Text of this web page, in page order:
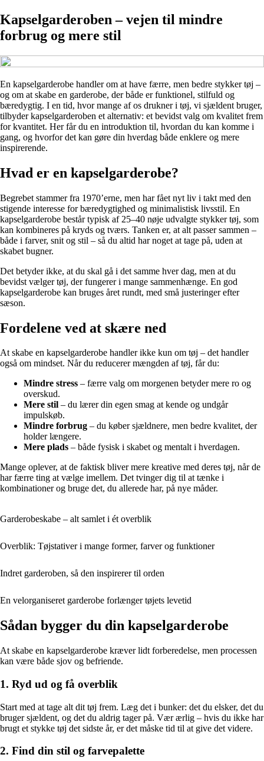
Kapselgarderoben – vejen til mindre
forbrug og mere stil
En kapselgarderobe handler om at have færre, men bedre stykker tøj –
og om at skabe en garderobe, der både er funktionel, stilfuld og
bæredygtig. I en tid, hvor mange af os drukner i tøj, vi sjældent bruger,
tilbyder kapselgarderoben et alternativ: et bevidst valg om kvalitet frem
for kvantitet. Her får du en introduktion til, hvordan du kan komme i
gang, og hvorfor det kan gøre din hverdag både enklere og mere
inspirerende.
Hvad er en kapselgarderobe?
Begrebet stammer fra 1970’erne, men har fået nyt liv i takt med den
stigende interesse for bæredygtighed og minimalistisk livsstil. En
kapselgarderobe består typisk af 25–40 nøje udvalgte stykker tøj, som
kan kombineres på kryds og tværs. Tanken er, at alt passer sammen –
både i farver, snit og stil – så du altid har noget at tage på, uden at
skabet bugner.
Det betyder ikke, at du skal gå i det samme hver dag, men at du
bevidst vælger tøj, der fungerer i mange sammenhænge. En god
kapselgarderobe kan bruges året rundt, med små justeringer efter
sæson.
Fordelene ved at skære ned
At skabe en kapselgarderobe handler ikke kun om tøj – det handler
også om mindset. Når du reducerer mængden af tøj, får du:
Mindre stress – færre valg om morgenen betyder mere ro og
overskud.
Mere stil – du lærer din egen smag at kende og undgår
impulskøb.
Mindre forbrug – du køber sjældnere, men bedre kvalitet, der
holder længere.
Mere plads – både fysisk i skabet og mentalt i hverdagen.
Mange oplever, at de faktisk bliver mere kreative med deres tøj, når de
har færre ting at vælge imellem. Det tvinger dig til at tænke i
kombinationer og bruge det, du allerede har, på nye måder.
Garderobeskabe – alt samlet i ét overblik
Overblik: Tøjstativer i mange former, farver og funktioner
Indret garderoben, så den inspirerer til orden
En velorganiseret garderobe forlænger tøjets levetid
Sådan bygger du din kapselgarderobe
At skabe en kapselgarderobe kræver lidt forberedelse, men processen
kan være både sjov og befriende.
1. Ryd ud og få overblik
Start med at tage alt dit tøj frem. Læg det i bunker: det du elsker, det du
bruger sjældent, og det du aldrig tager på. Vær ærlig – hvis du ikke har
brugt et stykke tøj det sidste år, er det måske tid til at give det videre.
2. Find din stil og farvepalette